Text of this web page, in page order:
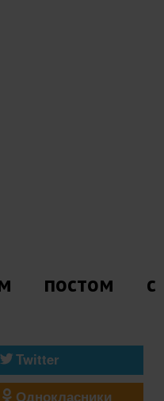
постом с
Twitter
Однокласники